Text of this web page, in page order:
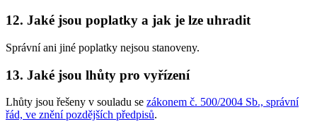
12. Jaké jsou poplatky a jak je lze uhradit
Správní ani jiné poplatky nejsou stanoveny.
13. Jaké jsou lhůty pro vyřízení
Lhůty jsou řešeny v souladu se zákonem č. 500/2004 Sb., správní
řád, ve znění pozdějších předpisů.